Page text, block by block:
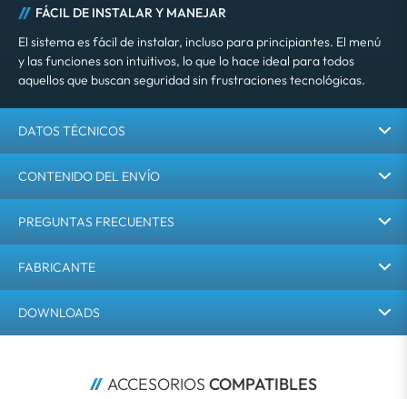
FÁCIL DE INSTALAR Y MANEJAR
El sistema es fácil de instalar, incluso para principiantes. El menú
y las funciones son intuitivos, lo que lo hace ideal para todos
aquellos que buscan seguridad sin frustraciones tecnológicas.
DATOS TÉCNICOS
CONTENIDO DEL ENVÍO
PREGUNTAS FRECUENTES
FABRICANTE
DOWNLOADS
ACCESORIOS COMPATIBLES